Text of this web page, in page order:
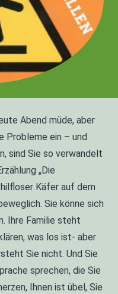
Abend müde, aber
Probleme ein – und
sind Sie so verwandelt
„Die
Käfer auf dem
Sie könne sich
Ihre Familie steht
was los ist- aber
Sie nicht. Und Sie
sprechen, die Sie
Ihnen ist übel, Sie